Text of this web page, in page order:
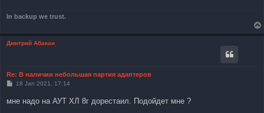
In backup we trust.
Дмитрий Абакан
Re: В наличии небольшая партия адаптеров
P
t
18 Jan 2021, 17:14
мне надо на АУТ ХЛ 8г дорестаил. Подойдет мне ?